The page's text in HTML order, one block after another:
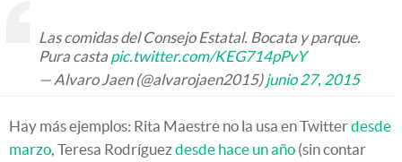
Las comidas del Consejo Estatal. Bocata y parque.
Pura casta pic.twitter.com/KEG714pPvY
— Alvaro Jaen (@alvarojaen2015)junio 27, 2015
Hay más ejemplos: Rita Maestre no la usa en Twitterdesde
marzo, Teresa Rodríguezdesde hace un año (sin contar